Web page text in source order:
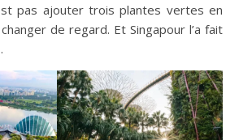
pas ajouter trois plantes vertes en
de regard. Et Singapour l’a fait